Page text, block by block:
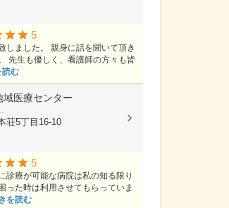
5
しました。 親身に話を聞いて頂き
先生も優しく、看護師の方々も皆
読む
医療センター
荘5丁目16-10
5
診療が可能な病院は私の知る限り
った時は利用させてもらっていま
を読む